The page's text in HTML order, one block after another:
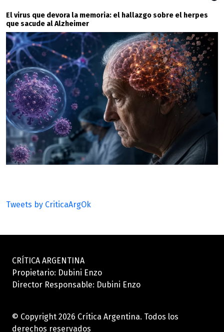
El virus que devora la memoria: el hallazgo sobre el herpes
que sacude al Alzheimer
Tweets by CriticaArgOk
CRÍTICA ARGENTINA
Propietario: Dubini Enzo
Director Responsable: Dubini Enzo
© Copyright 2026 Crítica Argentina. Todos los
derechos reservados